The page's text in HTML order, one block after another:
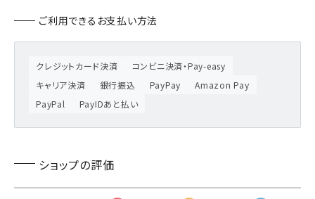
ご利用できるお支払い方法
クレジットカード決済
コンビニ決済・Pay-easy
キャリア決済
銀行振込 PayPay
Amazon Pay
PayPal
PayIDあと払い
ショップの評価